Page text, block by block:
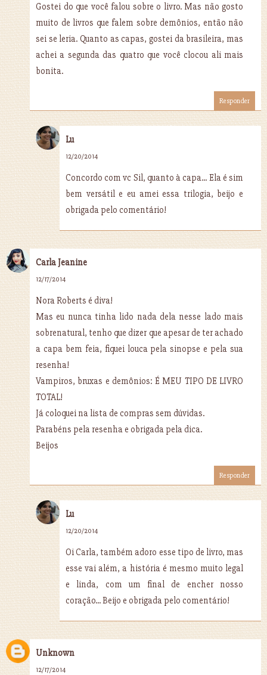
Gostei do que você falou sobre o livro. Mas não gosto
muito de livros que falem sobre demônios, então não
sei se leria. Quanto as capas, gostei da brasileira, mas
achei a segunda das quatro que você clocou ali mais
bonita.
Responder
Lu
12/20/2014
Concordo com vc Sil, quanto à capa... Ela é sim
bem versátil e eu amei essa trilogia, beijo e
obrigada pelo comentário!
Carla Jeanine
12/17/2014
Nora Roberts é diva!
Mas eu nunca tinha lido nada dela nesse lado mais
sobrenatural, tenho que dizer que apesar de ter achado
a capa bem feia, fiquei louca pela sinopse e pela sua
resenha!
Vampiros, bruxas e demônios: É MEU TIPO DE LIVRO
TOTAL!
Já coloquei na lista de compras sem dúvidas.
Parabéns pela resenha e obrigada pela dica.
Beijos
Responder
Lu
12/20/2014
Oi Carla, também adoro esse tipo de livro, mas
esse vai além, a história é mesmo muito legal
e linda, com um final de encher nosso
coração... Beijo e obrigada pelo comentário!
Unknown
12/17/2014